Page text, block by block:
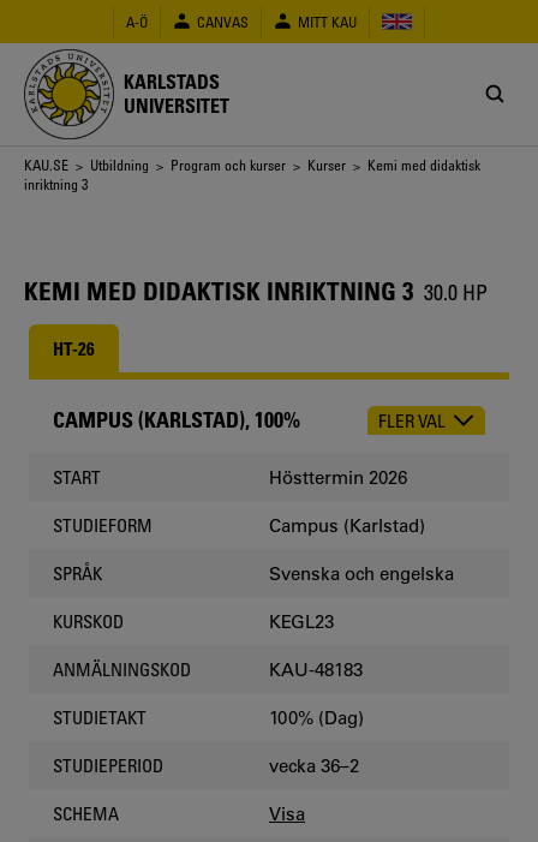
huvudinnehåll
A-Ö CANVAS MITT KAU
KARLSTADS
UNIVERSITET
Länkstig
KAU.SE > Utbildning > Program och kurser > Kurser > Kemi med didaktisk
inriktning 3
KEMI MED DIDAKTISK INRIKTNING 3 30.0 HP
HT-26
CHOOSE
CAMPUS (KARLSTAD), 100% FLER VAL
START Hösttermin 2026
STUDIEFORM Campus (Karlstad)
SPRÅK Svenska och engelska
KURSKOD KEGL23
ANMÄLNINGSKOD KAU-48183
STUDIETAKT 100% (Dag)
STUDIEPERIOD vecka 36–2
SCHEMA Visa